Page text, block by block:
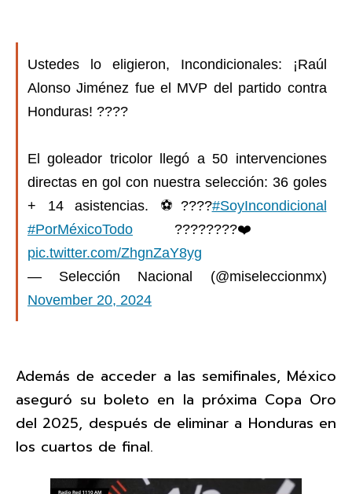
Ustedes lo eligieron, Incondicionales: ¡Raúl
Alonso Jiménez fue el MVP del partido contra
Honduras! ????
El goleador tricolor llegó a 50 intervenciones
directas en gol con nuestra selección: 36 goles
+ 14 asistencias. ⚽????#SoyIncondicional
#PorMéxicoTodo ????????❤️
pic.twitter.com/ZhgnZaY8yg
— Selección Nacional (@miseleccionmx)
November 20, 2024
Además de acceder a las semifinales, México
aseguró su boleto en la próxima Copa Oro
del 2025, después de eliminar a Honduras en
los cuartos de final.